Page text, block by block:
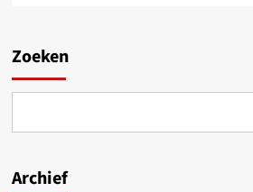
stad
Zoeken
Archief